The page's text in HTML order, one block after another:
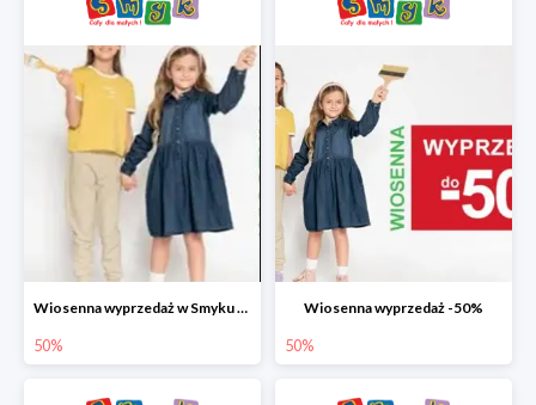
Wiosenna wyprzedaż w Smyku do -50%
50%
Wiosenna wyprzedaż -50%
50%